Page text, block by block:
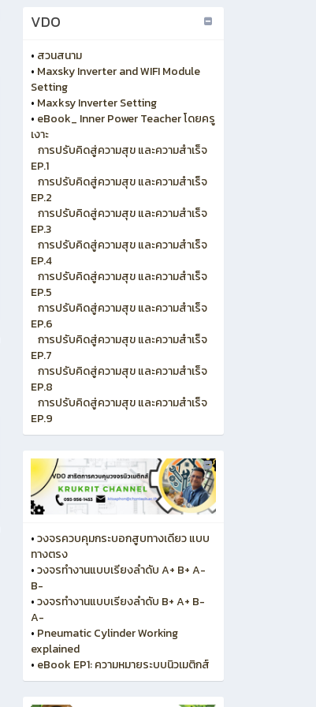
VDO
• สวนสนาม
• Maxsky Inverter and WIFI Module
Setting
• Maxksy Inverter Setting
• eBook_ Inner Power Teacher โดยครู
เงาะ
การปรับคิดสู่ความสุข และความสำเร็จ
EP.1
การปรับคิดสู่ความสุข และความสำเร็จ
EP.2
การปรับคิดสู่ความสุข และความสำเร็จ
EP.3
การปรับคิดสู่ความสุข และความสำเร็จ
EP.4
การปรับคิดสู่ความสุข และความสำเร็จ
EP.5
การปรับคิดสู่ความสุข และความสำเร็จ
EP.6
การปรับคิดสู่ความสุข และความสำเร็จ
EP.7
การปรับคิดสู่ความสุข และความสำเร็จ
EP.8
การปรับคิดสู่ความสุข และความสำเร็จ
EP.9
•วงจรควบคุมกระบอกสูบทางเดียว แบบ
ทางตรง
•วงจรทำงานแบบเรียงลำดับ A+ B+ A-
B-
•วงจรทำงานแบบเรียงลำดับ B+ A+ B-
A-
• Pneumatic Cylinder Working
explained
• eBook EP1: ความหมายระบบนิวเมติกส์